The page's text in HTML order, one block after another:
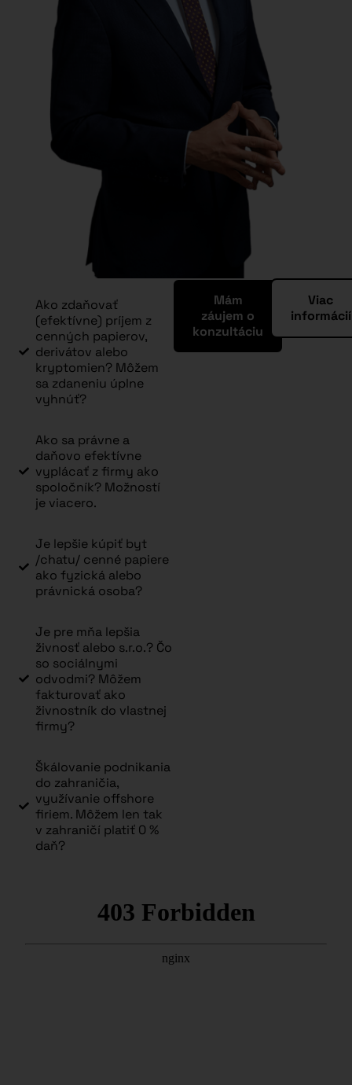
Ako zdaňovať
(efektívne) príjem z
cenných papierov,
derivátov alebo
kryptomien? Môžem
sa zdaneniu úplne
vyhnúť?
Ako sa právne a
daňovo efektívne
vyplácať z firmy ako
spoločník? Možností
je viacero.
Je lepšie kúpiť byt
/chatu/ cenné papiere
ako fyzická alebo
právnická osoba?
Je pre mňa lepšia
živnosť alebo s.r.o.? Čo
so sociálnymi
odvodmi? Môžem
fakturovať ako
živnostník do vlastnej
firmy?
Škálovanie podnikania
do zahraničia,
využívanie offshore
firiem. Môžem len tak
v zahraničí platiť 0 %
daň?
Mám
záujem o
konzultáciu
Viac
informácií